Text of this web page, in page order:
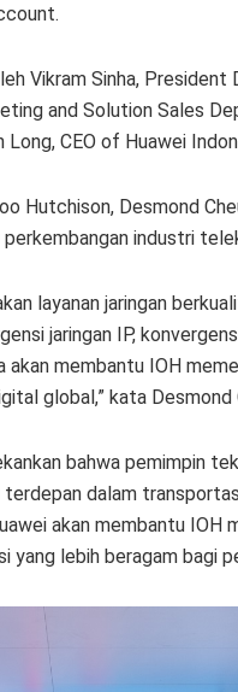
Vikram Sinha, President
and Solution Sales
CEO of Huawei
Hutchison, Desmond
industri
layanan jaringan
jaringan IP,
akan membantu IOH
global,” kata Desmond
bahwa pemimpin
dalam
akan membantu
yang lebih beragam bagi